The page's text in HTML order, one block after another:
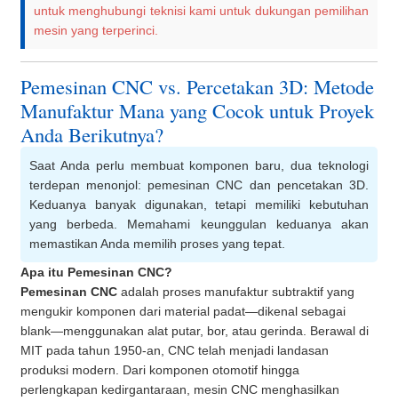
untuk menghubungi teknisi kami untuk dukungan pemilihan
mesin yang terperinci.
Pemesinan CNC vs. Percetakan 3D: Metode
Manufaktur Mana yang Cocok untuk Proyek
Anda Berikutnya?
Saat Anda perlu membuat komponen baru, dua teknologi
terdepan menonjol: pemesinan CNC dan pencetakan 3D.
Keduanya banyak digunakan, tetapi memiliki kebutuhan
yang berbeda. Memahami keunggulan keduanya akan
memastikan Anda memilih proses yang tepat.
Apa itu Pemesinan CNC?
Pemesinan CNCadalah proses manufaktur subtraktif yang
mengukir komponen dari material padat—dikenal sebagai
blank—menggunakan alat putar, bor, atau gerinda. Berawal di
MIT pada tahun 1950-an, CNC telah menjadi landasan
produksi modern. Dari komponen otomotif hingga
perlengkapan kedirgantaraan, mesin CNC menghasilkan